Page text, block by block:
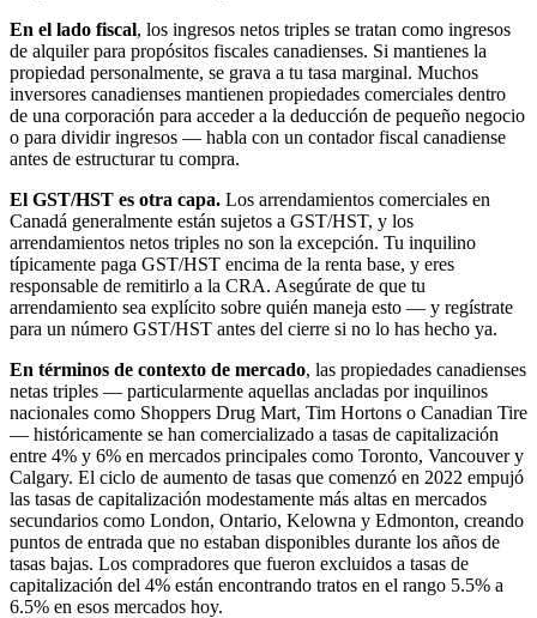
En el lado fiscal, los ingresos netos triples se tratan como ingresos
de alquiler para propósitos fiscales canadienses. Si mantienes la
propiedad personalmente, se grava a tu tasa marginal. Muchos
inversores canadienses mantienen propiedades comerciales dentro
de una corporación para acceder a la deducción de pequeño negocio
o para dividir ingresos — habla con un contador fiscal canadiense
antes de estructurar tu compra.
El GST/HST es otra capa. Los arrendamientos comerciales en
Canadá generalmente están sujetos a GST/HST, y los
arrendamientos netos triples no son la excepción. Tu inquilino
típicamente paga GST/HST encima de la renta base, y eres
responsable de remitirlo a la CRA. Asegúrate de que tu
arrendamiento sea explícito sobre quién maneja esto — y regístrate
para un número GST/HST antes del cierre si no lo has hecho ya.
En términos de contexto de mercado, las propiedades canadienses
netas triples — particularmente aquellas ancladas por inquilinos
nacionales como Shoppers Drug Mart, Tim Hortons o Canadian Tire
— históricamente se han comercializado a tasas de capitalización
entre 4% y 6% en mercados principales como Toronto, Vancouver y
Calgary. El ciclo de aumento de tasas que comenzó en 2022 empujó
las tasas de capitalización modestamente más altas en mercados
secundarios como London, Ontario, Kelowna y Edmonton, creando
puntos de entrada que no estaban disponibles durante los años de
tasas bajas. Los compradores que fueron excluidos a tasas de
capitalización del 4% están encontrando tratos en el rango 5.5% a
6.5% en esos mercados hoy.